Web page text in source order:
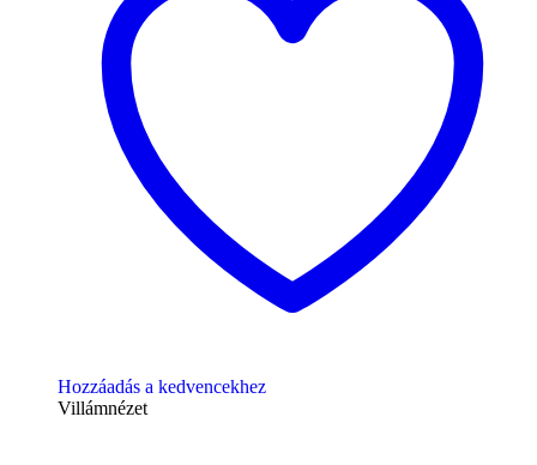
Hozzáadás a kedvencekhez
Villámnézet